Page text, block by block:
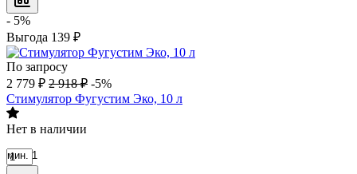
- 5%
Выгода 139 ₽
По запросу
2 779 ₽ 2 918 ₽ -5%
Стимулятор Фугустим Эко, 10 л
Нет в наличии
мин. 1